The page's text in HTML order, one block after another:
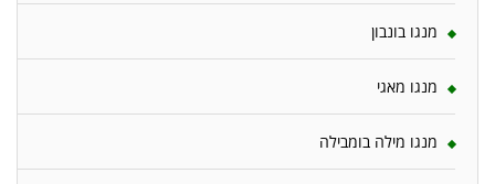
מנגו בונבון
מנגו מאגי
מנגו מילה בומבילה